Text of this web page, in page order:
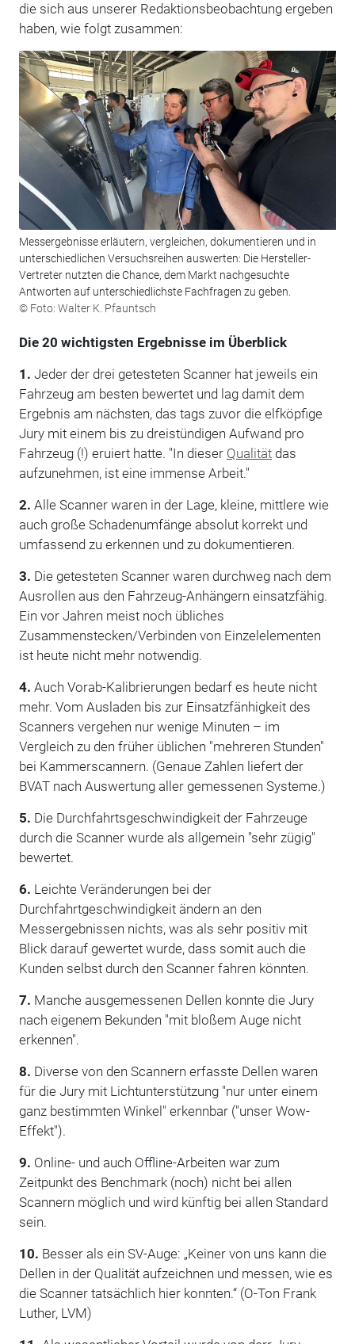
die sich aus unserer Redaktionsbeobachtung ergeben
haben, wie folgt zusammen:
Messergebnisse erläutern, vergleichen, dokumentieren und in
unterschiedlichen Versuchsreihen auswerten: Die Hersteller-
Vertreter nutzten die Chance, dem Markt nachgesuchte
Antworten auf unterschiedlichste Fachfragen zu geben.
© Foto: Walter K. Pfauntsch
Die 20 wichtigsten Ergebnisse im Überblick
1. Jeder der drei getesteten Scanner hat jeweils ein
Fahrzeug am besten bewertet und lag damit dem
Ergebnis am nächsten, das tags zuvor die elfköpfige
Jury mit einem bis zu dreistündigen Aufwand pro
Fahrzeug (!) eruiert hatte. "In dieser Qualitätdas
aufzunehmen, ist eine immense Arbeit."
2. Alle Scanner waren in der Lage, kleine, mittlere wie
auch große Schadenumfänge absolut korrekt und
umfassend zu erkennen und zu dokumentieren.
3. Die getesteten Scanner waren durchweg nach dem
Ausrollen aus den Fahrzeug-Anhängern einsatzfähig.
Ein vor Jahren meist noch übliches
Zusammenstecken/Verbinden von Einzelelementen
ist heute nicht mehr notwendig.
4. Auch Vorab-Kalibrierungen bedarf es heute nicht
mehr. Vom Ausladen bis zur Einsatzfänhigkeit des
Scanners vergehen nur wenige Minuten – im
Vergleich zu den früher üblichen "mehreren Stunden"
bei Kammerscannern. (Genaue Zahlen liefert der
BVAT nach Auswertung aller gemessenen Systeme.)
5. Die Durchfahrtsgeschwindigkeit der Fahrzeuge
durch die Scanner wurde als allgemein "sehr zügig"
bewertet.
6. Leichte Veränderungen bei der
Durchfahrtgeschwindigkeit ändern an den
Messergebnissen nichts, was als sehr positiv mit
Blick darauf gewertet wurde, dass somit auch die
Kunden selbst durch den Scanner fahren könnten.
7. Manche ausgemessenen Dellen konnte die Jury
nach eigenem Bekunden "mit bloßem Auge nicht
erkennen".
8. Diverse von den Scannern erfasste Dellen waren
für die Jury mit Lichtunterstützung "nur unter einem
ganz bestimmten Winkel" erkennbar ("unser Wow-
Effekt").
9. Online- und auch Offline-Arbeiten war zum
Zeitpunkt des Benchmark (noch) nicht bei allen
Scannern möglich und wird künftig bei allen Standard
sein.
10. Besser als ein SV-Auge: „Keiner von uns kann die
Dellen in der Qualität aufzeichnen und messen, wie es
die Scanner tatsächlich hier konnten.“ (O-Ton Frank
Luther, LVM)